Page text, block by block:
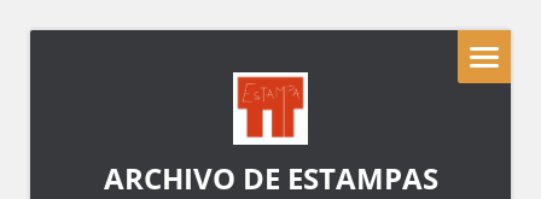
ARCHIVO DE ESTAMPAS